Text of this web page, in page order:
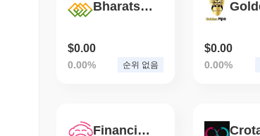
Bharatswap Token
$0.00
0.00% 순위 없음
$0.00
0.00%
Financial Piggy